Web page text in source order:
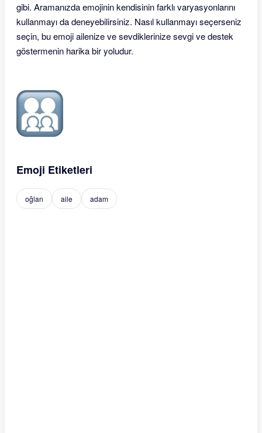
gibi. Aramanızda emojinin kendisinin farklı varyasyonlarını
kullanmayı da deneyebilirsiniz. Nasıl kullanmayı seçerseniz
seçin, bu emoji ailenize ve sevdiklerinize sevgi ve destek
göstermenin harika bir yoludur.
Emoji Etiketleri
oğlan aile adam